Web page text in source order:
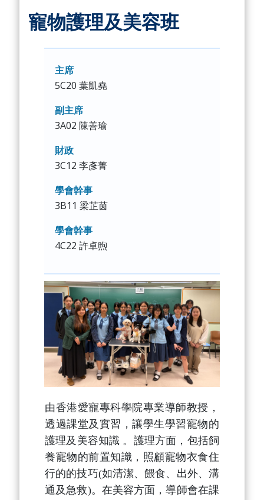
寵物護理及美容班
主席
5C20 葉凱堯
副主席
3A02 陳善瑜
財政
3C12 李彥菁
學會幹事
3B11 梁芷茵
學會幹事
4C22 許卓煦
由香港愛寵專科學院專業導師教授，
透過課堂及實習，讓學生學習寵物的
護理及美容知識 。護理方面，包括飼
養寵物的前置知識，照顧寵物衣食住
行的的技巧(如清潔、餵食、出外、溝
通及急救)。在美容方面，導師會在課